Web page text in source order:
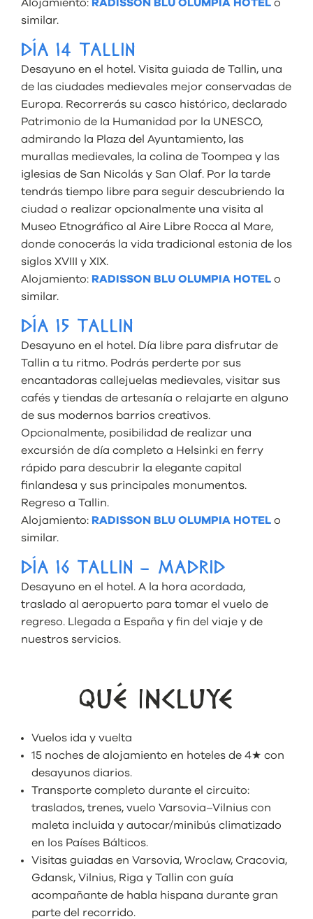
Alojamiento: RADISSON BLU OLUMPIA HOTEL o
similar.
DÍA 14 TALLIN
Desayuno en el hotel. Visita guiada de Tallin, una
de las ciudades medievales mejor conservadas de
Europa. Recorrerás su casco histórico, declarado
Patrimonio de la Humanidad por la UNESCO,
admirando la Plaza del Ayuntamiento, las
murallas medievales, la colina de Toompea y las
iglesias de San Nicolás y San Olaf. Por la tarde
tendrás tiempo libre para seguir descubriendo la
ciudad o realizar opcionalmente una visita al
Museo Etnográfico al Aire Libre Rocca al Mare,
donde conocerás la vida tradicional estonia de los
siglos XVIII y XIX.
Alojamiento: RADISSON BLU OLUMPIA HOTEL o
similar.
DÍA 15 TALLIN
Desayuno en el hotel. Día libre para disfrutar de
Tallin a tu ritmo. Podrás perderte por sus
encantadoras callejuelas medievales, visitar sus
cafés y tiendas de artesanía o relajarte en alguno
de sus modernos barrios creativos.
Opcionalmente, posibilidad de realizar una
excursión de día completo a Helsinki en ferry
rápido para descubrir la elegante capital
finlandesa y sus principales monumentos.
Regreso a Tallin.
Alojamiento: RADISSON BLU OLUMPIA HOTEL o
similar.
DÍA 16 TALLIN – MADRID
Desayuno en el hotel. A la hora acordada,
traslado al aeropuerto para tomar el vuelo de
regreso. Llegada a España y fin del viaje y de
nuestros servicios.
QUÉ INCLUYE
Vuelos ida y vuelta
15 noches de alojamiento en hoteles de 4★ con
desayunos diarios.
Transporte completo durante el circuito:
traslados, trenes, vuelo Varsovia–Vilnius con
maleta incluida y autocar/minibús climatizado
en los Países Bálticos.
Visitas guiadas en Varsovia, Wroclaw, Cracovia,
Gdansk, Vilnius, Riga y Tallin con guía
acompañante de habla hispana durante gran
parte del recorrido.